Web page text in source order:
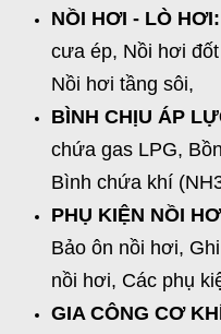
NỒI HƠI - LÒ HƠI:
cưa ép, Nồi hơi
Nồi hơi tầng sôi,
BÌNH CHỊU ÁP
chứa gas LPG,
Bình chứa khí
PHỤ KIỆN NỒI
Bảo ôn nồi hơi,
nồi hơi, Các phụ
GIA CÔNG CƠ